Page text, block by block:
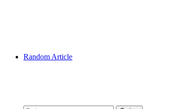
Random Article